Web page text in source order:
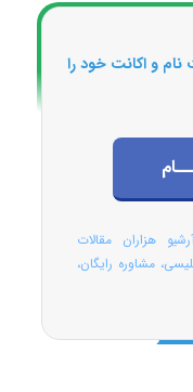
و اکانت خود را
هزاران مقالات
مشاوره رایگان،